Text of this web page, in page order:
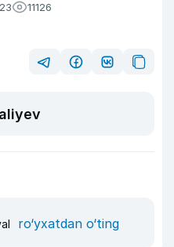
11126
ro‘yxatdan o‘ting